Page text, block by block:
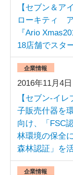
【セブン＆ア
ローキティ ア
『Ario
18店舗でスタ
2016年11月4日
企業情報
【セブン‐イ
子販売什器を
向け、「FSC
林環境の保全
森林認証」を
企業情報